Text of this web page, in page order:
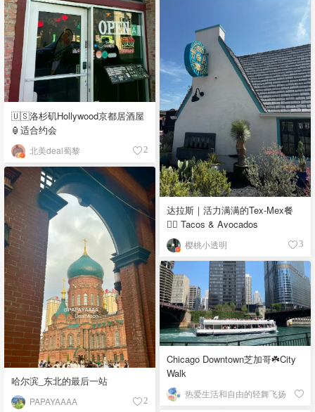
🇺🇸洛杉矶Hollywood京都居酒屋
🏮适合约会
北美deal蜀黎 2
达拉斯｜活力满满的Tex-Mex餐
👉🏼 Tacos & Avocados
樱桃小透明 3
哈尔滨_东北的最后一站
PAPAYAAAA 2
Chicago Downtown芝加哥☘️City
Walk
热爱生活和自由的轻舞飞扬